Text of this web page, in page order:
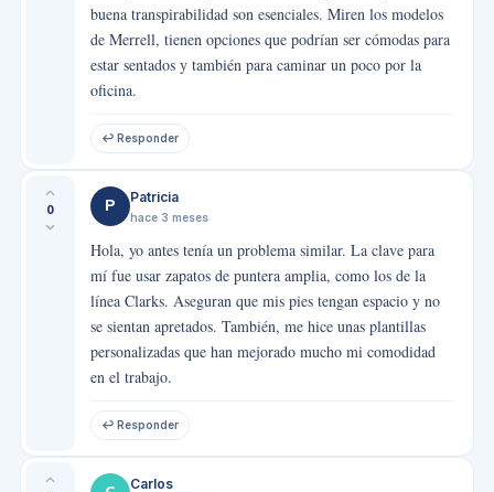
buena transpirabilidad son esenciales. Miren los modelos
de Merrell, tienen opciones que podrían ser cómodas para
estar sentados y también para caminar un poco por la
oficina.
↩ Responder
0 P Patricia
hace 3 meses
Hola, yo antes tenía un problema similar. La clave para
mí fue usar zapatos de puntera amplia, como los de la
línea Clarks. Aseguran que mis pies tengan espacio y no
se sientan apretados. También, me hice unas plantillas
personalizadas que han mejorado mucho mi comodidad
en el trabajo.
↩ Responder
Carlos